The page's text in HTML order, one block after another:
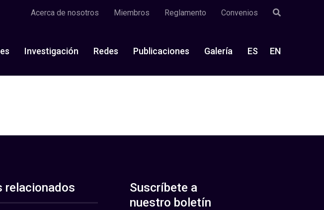
Acerca de nosotros Miembros Reglamento Convenios
Investigación Redes Publicaciones Galería ES EN
relacionados
Suscríbete a
nuestro boletín